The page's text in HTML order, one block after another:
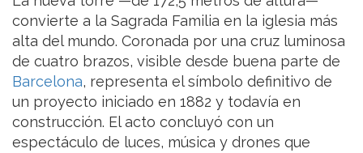
convierte a la Sagrada Familia en la iglesia más
alta del mundo. Coronada por una cruz luminosa
de cuatro brazos, visible desde buena parte de
Barcelona, representa el símbolo definitivo de
un proyecto iniciado en 1882 y todavía en
construcción. El acto concluyó con un
espectáculo de luces, música y drones que